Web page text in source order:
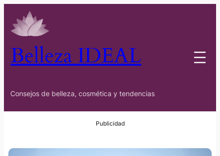
Belleza IDEAL
Consejos de belleza, cosmética y tendencias